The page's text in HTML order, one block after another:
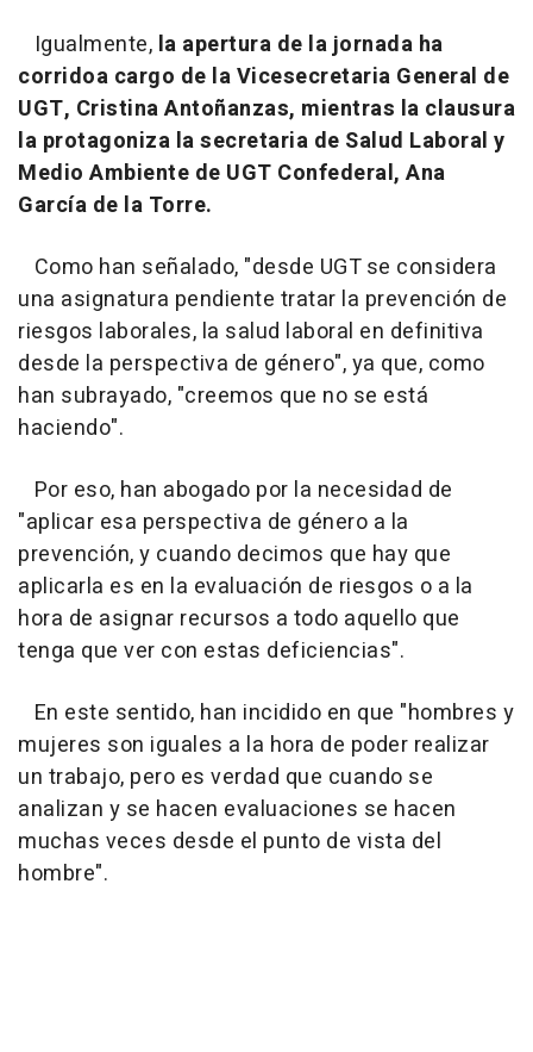
Igualmente, la apertura de la jornada ha
corridoa cargo de la Vicesecretaria General de
UGT, Cristina Antoñanzas, mientras la clausura
la protagoniza la secretaria de Salud Laboral y
Medio Ambiente de UGT Confederal, Ana
García de la Torre.
Como han señalado, "desde UGT se considera
una asignatura pendiente tratar la prevención de
riesgos laborales, la salud laboral en definitiva
desde la perspectiva de género", ya que, como
han subrayado, "creemos que no se está
haciendo".
Por eso, han abogado por la necesidad de
"aplicar esa perspectiva de género a la
prevención, y cuando decimos que hay que
aplicarla es en la evaluación de riesgos o a la
hora de asignar recursos a todo aquello que
tenga que ver con estas deficiencias".
En este sentido, han incidido en que "hombres y
mujeres son iguales a la hora de poder realizar
un trabajo, pero es verdad que cuando se
analizan y se hacen evaluaciones se hacen
muchas veces desde el punto de vista del
hombre".